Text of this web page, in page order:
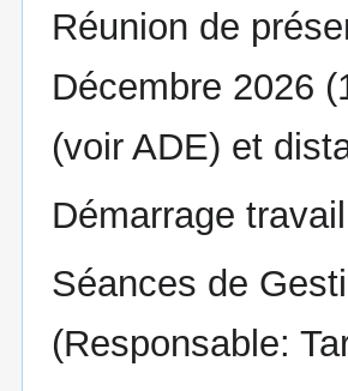
Réunion de
Décembre 2026
(voir ADE) et
Démarrage
Séances de
(Responsable: